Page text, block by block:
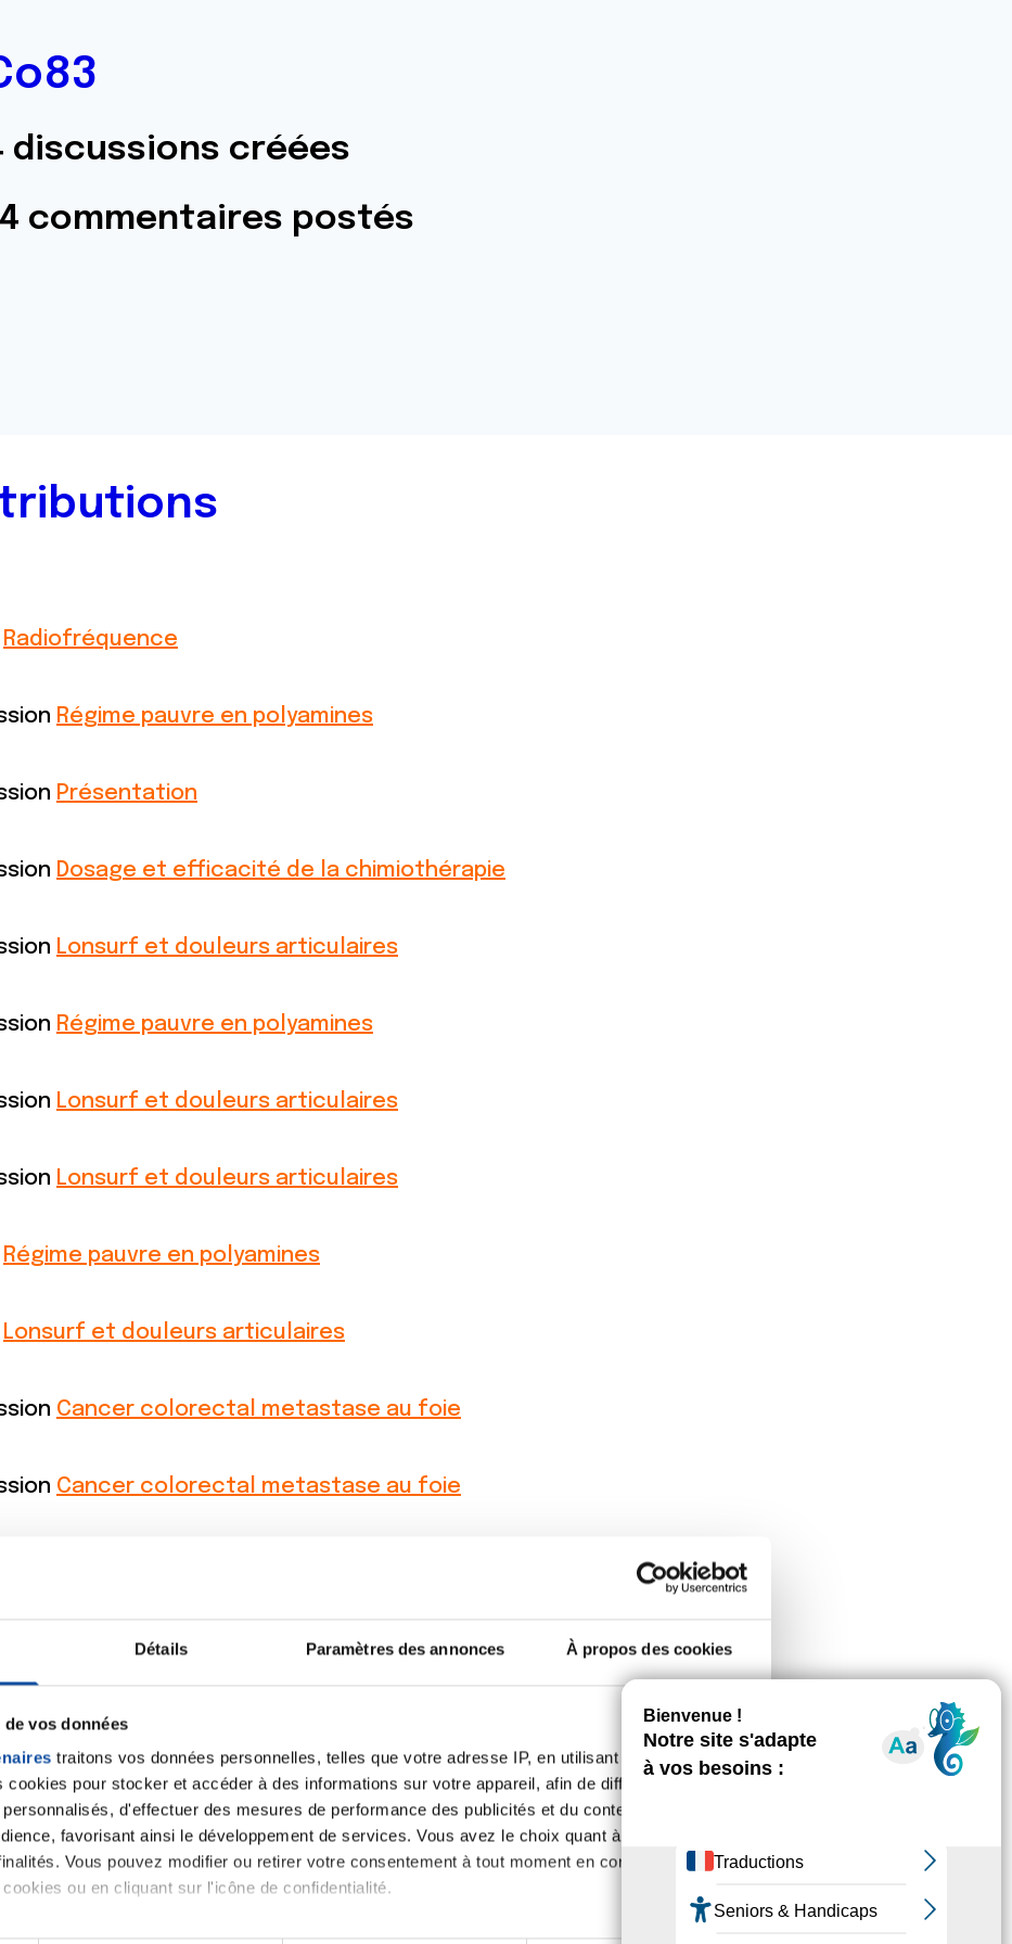
Détails Paramètres des annonces À propos des cookies
vos données
traitons vos données personnelles, telles que votre adresse IP, en utilisant des
pour stocker et accéder à des informations sur votre appareil, afin de diffuser des
d'effectuer des mesures de performance des publicités et du contenu, ainsi que de
favorisant ainsi le développement de services. Vous avez le choix quant à l'utilisation de
Vous pouvez modifier ou retirer votre consentement à tout moment en consultant la
ou en cliquant sur l'icône de confidentialité.
aimerions également :
discussions créées
commentaires postés
Radiofréquence
Régime pauvre en polyamines
Présentation
Dosage et efficacité de la chimiothérapie
Lonsurf et douleurs articulaires
Régime pauvre en polyamines
Lonsurf et douleurs articulaires
Lonsurf et douleurs articulaires
Régime pauvre en polyamines
Lonsurf et douleurs articulaires
Cancer colorectal metastase au foie
Cancer colorectal metastase au foie
Témoignage CHIP: chimiothérapie hyperthermique intrapéritonéale
Cancer du colon métastasés
Cancer du colon métastasés
Taux de survie cancer colon
Taux de survie cancer colon